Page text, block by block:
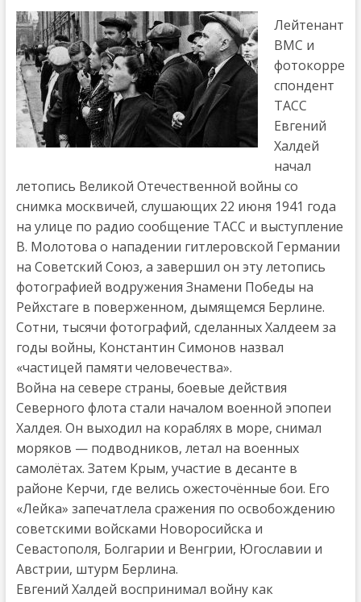
Лейтенант
ВМС и
фотокорре
спондент
ТАСС
Евгений
Халдей
начал
летопись Великой Отечественной войны со
снимка москвичей, слушающих 22 июня 1941 года
на улице по радио сообщение ТАСС и выступление
В. Молотова о нападении гитлеровской Германии
на Советский Союз, а завершил он эту летопись
фотографией водружения Знамени Победы на
Рейхстаге в поверженном, дымящемся Берлине.
Сотни, тысячи фотографий, сделанных Халдеем за
годы войны, Константин Симонов назвал
«частицей памяти человечества».
Война на севере страны, боевые действия
Северного флота стали началом военной эпопеи
Халдея. Он выходил на кораблях в море, снимал
моряков — подводников, летал на военных
самолётах. Затем Крым, участие в десанте в
районе Керчи, где велись ожесточённые бои. Его
«Лейка» запечатлела сражения по освобождению
советскими войсками Новоросийска и
Севастополя, Болгарии и Венгрии, Югославии и
Австрии, штурм Берлина.
Евгений Халдей воспринимал войну как